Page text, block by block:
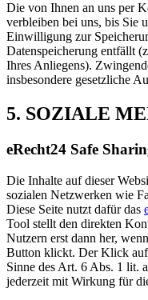
Die von Ihnen an uns per
verbleiben bei uns, bis Sie
Einwilligung zur
Datenspeicherung entfällt
Ihres Anliegens).
insbesondere gesetzliche
5. SOZIALE
eRecht24 Safe
Die Inhalte auf dieser
sozialen Netzwerken wie
Diese Seite nutzt dafür das
Tool stellt den direkten
Nutzern erst dann her,
Button klickt. Der Klick
Sinne des Art. 6 Abs. 1 lit.
jederzeit mit Wirkung für